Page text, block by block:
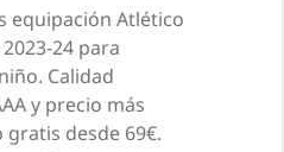
equipación Atlético
24 para
Calidad
y precio más
gratis desde 69€.